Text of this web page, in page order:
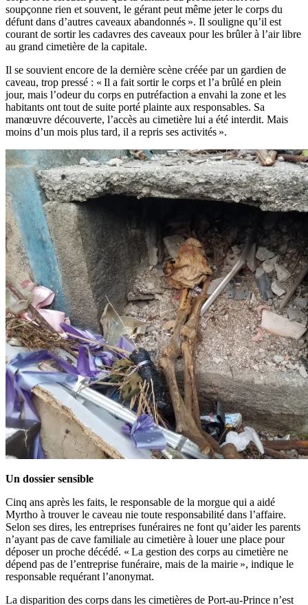
soupçonne rien et souvent, le gérant peut même jeter le corps du
défunt dans d’autres caveaux abandonnés ». Il souligne qu’il est
courant de sortir les cadavres des caveaux pour les brûler à l’air libre
au grand cimetière de la capitale.
Il se souvient encore de la dernière scène créée par un gardien de
caveau, trop pressé : « Il a fait sortir le corps et l’a brûlé en plein
jour, mais l’odeur du corps en putréfaction a envahi la zone et les
habitants ont tout de suite porté plainte aux responsables. Sa
manœuvre découverte, l’accès au cimetière lui a été interdit. Mais
moins d’un mois plus tard, il a repris ses activités ».
Un dossier sensible
Cinq ans après les faits, le responsable de la morgue qui a aidé
Myrtho à trouver le caveau nie toute responsabilité dans l’affaire.
Selon ses dires, les entreprises funéraires ne font qu’aider les parents
n’ayant pas de cave familiale au cimetière à louer une place pour
déposer un proche décédé. « La gestion des corps au cimetière ne
dépend pas de l’entreprise funéraire, mais de la mairie », indique le
responsable requérant l’anonymat.
La disparition des corps dans les cimetières de Port-au-Prince n’est